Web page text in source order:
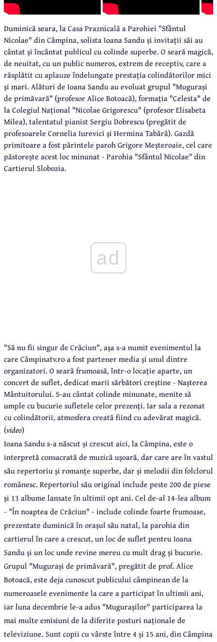
Duminică seara, la Casa Praznicală a Parohiei "Sfântul
Nicolae" din Câmpina, solista Ioana Sandu și invitații săi au
cântat și încântat publicul cu colinde superbe. O seară magică,
de neuitat, cu un public numeros, extrem de receptiv, care a
răsplătit cu aplauze îndelungate prestația colindătorilor mici
și mari. Alături de Ioana Sandu au evoluat grupul "Mugurași
de primăvară" (profesor Alice Botoacă), formația "Celesta" de
la Colegiul Național "Nicolae Grigorescu" (profesor Elisabeta
Milea), talentatul pianist Sergiu Dobrescu (pregătit de
profesoarele Cornelia Iurevici și Hermina Tabără). Gazdă
primitoare a fost părintele paroh Grigore Meșteroaie, cel care
păstorește acest loc minunat - Parohia "Sfântul Nicolae" din
Cartierul Slobozia.
ad
"Să nu fii singur de Crăciun", așa s-a numit evenimentul la
care Câmpinatv.ro a fost partener media și unul dintre
organizatori. O seară frumoasă, într-o locație aparte, un
concert de suflet, dedicat marii sărbători creștine - Nașterea
Mântuitorului. S-au cântat colinde minunate, menite să
umple cu bucurie sufletele celor prezenți. Iar sala a rezonat
cu colindătorii, atmosfera creată fiind cu adevărat magică.
(video)
Ioana Sandu s-a născut și crescut aici, la Câmpina,este o
interpretă consacrată de muzică ușoară, dar care are în vastul
său repertoriu și romanțe superbe, dar și melodii din folclorul
românesc. Repertoriul său original include peste 200 de piese
și 13 albume lansate în ultimii opt ani. Cel de-al 14-lea album
- "În noaptea de Crăciun" - include colinde foarte frumoase,
prezentate duminică în orașul său natal, la parohia din
cartierul în care a crescut, un loc de suflet pentru Ioana
Sandu și un loc unde revine mereu cu mult drag și bucurie.
Grupul "Mugurași de primăvară", pregătit de prof. Alice
Botoacă, este deja cunoscut publicului câmpinean de la
numeroasele evenimente la care a participat în ultimii ani,
iar luna decembrie le-a adus "Mugurașilor" participarea la
mai multe emisiuni de la diferite posturi naționale de
televiziune. Sunt copii cu vârste între 4 și 15 ani, din Câmpina